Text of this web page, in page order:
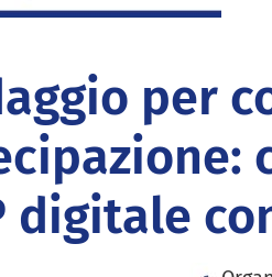
per
digitale